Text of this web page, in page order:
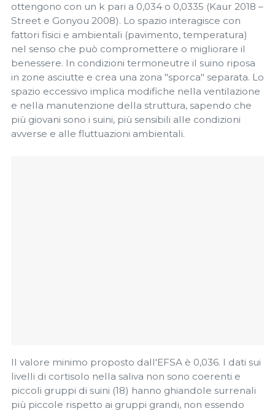
ottengono con un k pari a 0,034 o 0,0335 (Kaur 2018 –
Street e Gonyou 2008). Lo spazio interagisce con
fattori fisici e ambientali (pavimento, temperatura)
nel senso che può compromettere o migliorare il
benessere. In condizioni termoneutre il suino riposa
in zone asciutte e crea una zona "sporca" separata. Lo
spazio eccessivo implica modifiche nella ventilazione
e nella manutenzione della struttura, sapendo che
più giovani sono i suini, più sensibili alle condizioni
avverse e alle fluttuazioni ambientali.
Il valore minimo proposto dall'EFSA è 0,036. I dati sui
livelli di cortisolo nella saliva non sono coerenti e
piccoli gruppi di suini (18) hanno ghiandole surrenali
più piccole rispetto ai gruppi grandi, non essendo